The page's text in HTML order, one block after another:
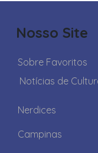
Nosso Site
Sobre Favoritos
Notícias de
Nerdices
Campinas